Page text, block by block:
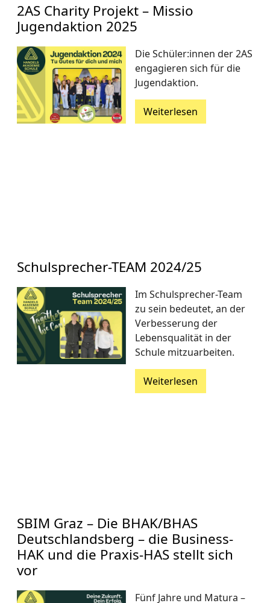
2AS Charity Projekt – Missio
Jugendaktion 2025
Die Schüler:innen der 2AS
engagieren sich für die
Jugendaktion.
Weiterlesen
Schulsprecher-TEAM 2024/25
Im Schulsprecher-Team
zu sein bedeutet, an der
Verbesserung der
Lebensqualität in der
Schule mitzuarbeiten.
Weiterlesen
SBIM Graz – Die BHAK/BHAS
Deutschlandsberg – die Business-
HAK und die Praxis-HAS stellt sich
vor
Fünf Jahre und Matura –